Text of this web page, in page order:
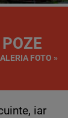
FOTO »
iar